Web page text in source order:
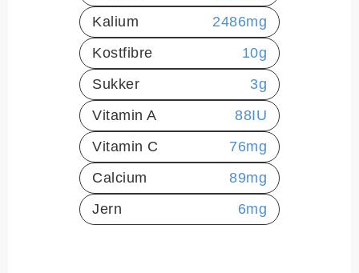
Kalium
2486mg
Kostfibre
10g
Sukker
3g
Vitamin A
88IU
Vitamin C
76mg
Calcium
89mg
Jern
6mg